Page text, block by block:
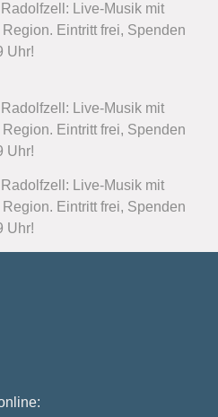
Live-Musik mit
Eintritt frei, Spenden
Uhr!
Live-Musik mit
Eintritt frei, Spenden
Uhr!
Live-Musik mit
Eintritt frei, Spenden
Uhr!